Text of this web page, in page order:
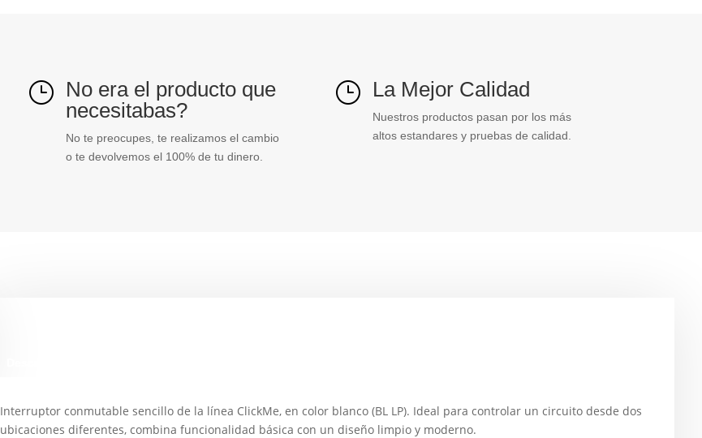
} No era el producto que
necesitabas?
No te preocupes, te realizamos el cambio
o te devolvemos el 100% de tu dinero.
} La Mejor Calidad
Nuestros productos pasan por los más
altos estandares y pruebas de calidad.
Interruptor conmutable sencillo de la línea ClickMe, en color blanco (BL LP). Ideal para controlar un circuito desde dos
ubicaciones diferentes, combina funcionalidad básica con un diseño limpio y moderno.